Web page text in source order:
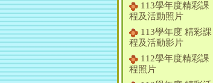
113學年度精彩課
程及活動照片
113學年度 精彩課
程及活動影片
112學年度精彩課
程照片